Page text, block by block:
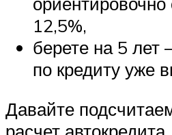
12,5%,
берете на 5 лет
по кредиту уже
Давайте